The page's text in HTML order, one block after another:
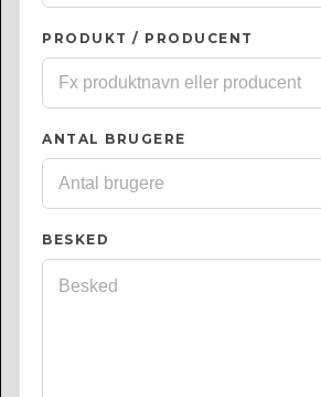
PRODUKT / PRODUCENT
ANTAL BRUGERE
BESKED